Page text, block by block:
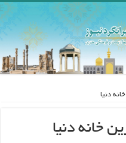
دنیا
خانه دنیا